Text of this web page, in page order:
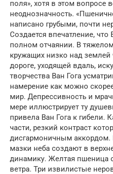
поля», хотя в этом вопросе
неоднозначность.
написано грубыми, почти
Создается впечатление, что
полном отчаянии. В
кружащих низко над землей
дороге, уходящей вдаль,
творчества Ван Гога
намерение как можно
мир. Депрессивность и
мере иллюстрирует ту
привела Ван Гога к гибели.
части, резкий контраст
дисгармоничным аккордом.
мазки неба создают в
динамику. Желтая пшеница
ветра. Три извилистые